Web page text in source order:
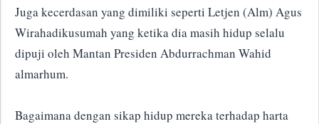
Juga kecerdasan yang dimiliki seperti Letjen (Alm) Agus
Wirahadikusumah yang ketika dia masih hidup selalu
dipuji oleh Mantan Presiden Abdurrachman Wahid
almarhum.
Bagaimana dengan sikap hidup mereka terhadap harta